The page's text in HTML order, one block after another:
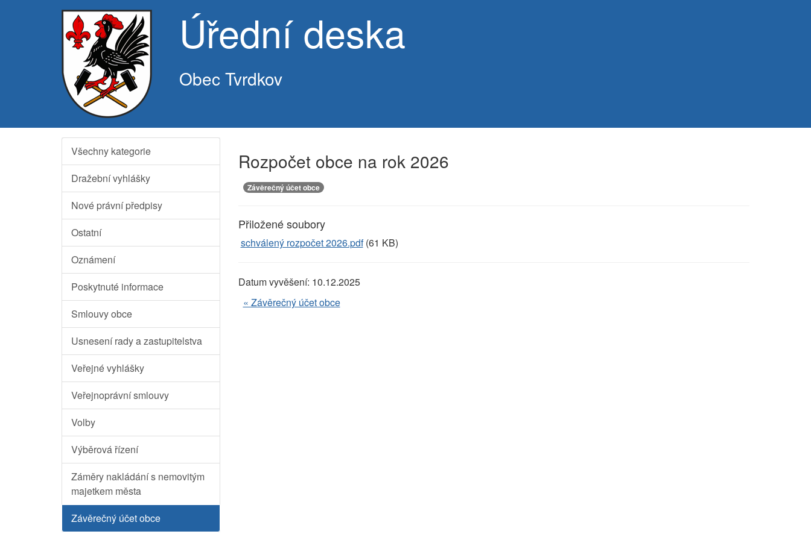
Úřední deska
Obec Tvrdkov
Všechny kategorie
Dražební vyhlášky
Nové právní předpisy
Ostatní
Oznámení
Poskytnuté informace
Smlouvy obce
Usnesení rady a zastupitelstva
Veřejné vyhlášky
Veřejnoprávní smlouvy
Volby
Výběrová řízení
Záměry nakládání s nemovitým
majetkem města
Závěrečný účet obce
Rozpočet obce na rok 2026
Závěrečný účet obce
Přiložené soubory
schválený rozpočet 2026.pdf(61 KB)
Datum vyvěšení: 10.12.2025
« Závěrečný účet obce